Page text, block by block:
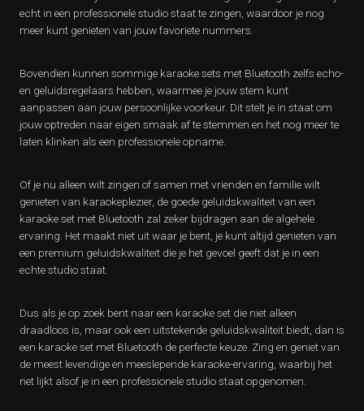
echt in een professionele studio staat te zingen, waardoor je nog
meer kunt genieten van jouw favoriete nummers.
Bovendien kunnen sommige karaoke sets met Bluetooth zelfs echo-
en geluidsregelaars hebben, waarmee je jouw stem kunt
aanpassen aan jouw persoonlijke voorkeur. Dit stelt je in staat om
jouw optreden naar eigen smaak af te stemmen en het nog meer te
laten klinken als een professionele opname.
Of je nu alleen wilt zingen of samen met vrienden en familie wilt
genieten van karaokeplezier, de goede geluidskwaliteit van een
karaoke set met Bluetooth zal zeker bijdragen aan de algehele
ervaring. Het maakt niet uit waar je bent, je kunt altijd genieten van
een premium geluidskwaliteit die je het gevoel geeft dat je in een
echte studio staat.
Dus als je op zoek bent naar een karaoke set die niet alleen
draadloos is, maar ook een uitstekende geluidskwaliteit biedt, dan is
een karaoke set met Bluetooth de perfecte keuze. Zing en geniet van
de meest levendige en meeslepende karaoke-ervaring, waarbij het
net lijkt alsof je in een professionele studio staat opgenomen.